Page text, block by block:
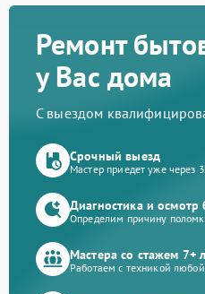
Ремонт
у Вас дома
С выездом
Срочный выезд
Мастер приедет уже через
Диагностика и осмотр
Определим причину
Мастера со стажем 7+
Работаем с техникой